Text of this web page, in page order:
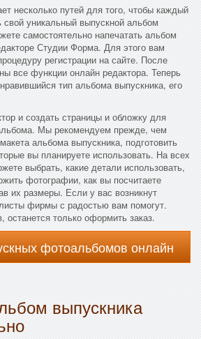
несколько путей для того, чтобы каждый
свой уникальный выпускной альбом
самостоятельно напечатать альбом
Студии Форма. Для этого вам
регистрации на сайте. После
все функции онлайн редактора. Теперь
тип альбома выпускника, его
и создать страницы и обложку для
Мы рекомендуем прежде, чем
альбома выпускника, подготовить
вы планируете использовать. На всех
выбрать, какие детали использовать,
фотографии, как вы посчитаете
их размеры. Если у вас возникнут
фирмы с радостью вам помогут.
останется только оформить заказ.
фотоальбомов онлайн
выпускника